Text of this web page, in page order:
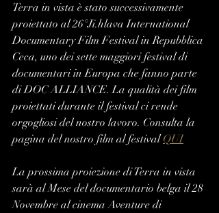
Terra in vista è stato successivamente
proiettato al 26°Ji.hlava International
Documentary Film Festival in Repubblica
Ceca, uno dei sette maggiori festival di
documentari in Europa che fanno parte
di DOC ALLIANCE. La qualità dei film
proiettati durante il festival ci rende
orgogliosi del nostro lavoro. Consulta la
pagina del nostro film al festival QUI
La prossima proiezione di Terra in vista
sarà al Mese del documentario belga il 28
Novembre al cinema Aventure di